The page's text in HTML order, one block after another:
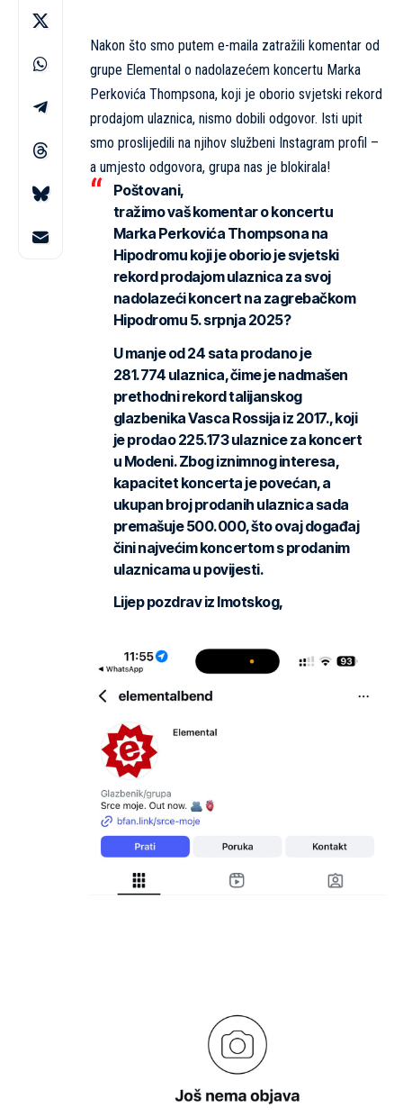
Nakon što smo putem e-maila zatražili komentar od
grupe Elemental o nadolazećem koncertu Marka
Perkovića Thompsona, koji je oborio svjetski rekord
prodajom ulaznica, nismo dobili odgovor. Isti upit
smo proslijedili na njihov službeni Instagram profil –
a umjesto odgovora, grupa nas je blokirala!
Poštovani,
tražimo vaš komentar o koncertu
Marka Perkovića Thompsona na
Hipodromu koji je oborio je svjetski
rekord prodajom ulaznica za svoj
nadolazeći koncert na zagrebačkom
Hipodromu 5. srpnja 2025?
U manje od 24 sata prodano je
281.774 ulaznica, čime je nadmašen
prethodni rekord talijanskog
glazbenika Vasca Rossija iz 2017., koji
je prodao 225.173 ulaznice za koncert
u Modeni. Zbog iznimnog interesa,
kapacitet koncerta je povećan, a
ukupan broj prodanih ulaznica sada
premašuje 500.000, što ovaj događaj
čini najvećim koncertom s prodanim
ulaznicama u povijesti.
Lijep pozdrav iz Imotskog,